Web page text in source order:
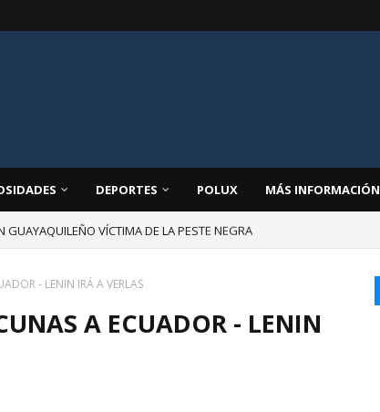
DEPORTES POLUX MÁS INFORMACIÓN
GUAYAQUILEÑO VÍCTIMA DE LA PESTE NEGRA
- LENIN IRÁ A VERLAS
A ECUADOR - LENIN